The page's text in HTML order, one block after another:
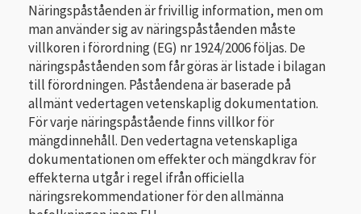
Näringspåståenden är frivillig information, men om
man använder sig av näringspåståenden måste
villkoren i förordning (EG) nr 1924/2006 följas. De
näringspåståenden som får göras är listade i bilagan
till förordningen. Påståendena är baserade på
allmänt vedertagen vetenskaplig dokumentation.
För varje näringspåstående finns villkor för
mängdinnehåll. Den vedertagna vetenskapliga
dokumentationen om effekter och mängdkrav för
effekterna utgår i regel ifrån officiella
näringsrekommendationer för den allmänna